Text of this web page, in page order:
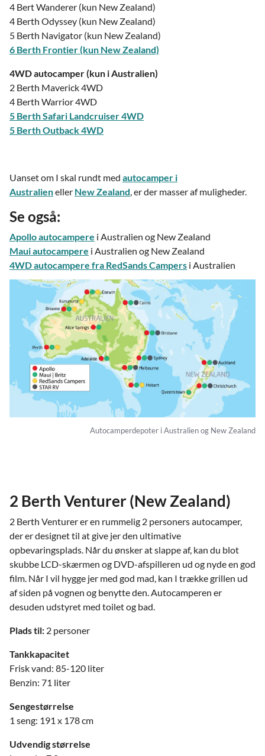
4 Bert Wanderer (kun New Zealand)
4 Berth Odyssey (kun New Zealand)
5 Berth Navigator (kun New Zealand)
6 Berth Frontier (kun New Zealand)
4WD autocamper (kun i Australien)
2 Berth Maverick 4WD
4 Berth Warrior 4WD
5 Berth Safari Landcruiser 4WD
5 Berth Outback 4WD
Uanset om I skal rundt med autocamper i
Australieneller New Zealand, er der masser af muligheder.
Se også:
Apollo autocampere i Australien og New Zealand
Maui autocampere i Australien og New Zealand
4WD autocampere fra RedSands Campers i Australien
Autocamperdepoter i Australien og New Zealand
2 Berth Venturer (New Zealand)
2 Berth Venturer er en rummelig 2 personers autocamper,
der er designet til at give jer den ultimative
opbevaringsplads. Når du ønsker at slappe af, kan du blot
skubbe LCD-skærmen og DVD-afspilleren ud og nyde en god
film. Når I vil hygge jer med god mad, kan I trække grillen ud
af siden på vognen og benytte den. Autocamperen er
desuden udstyret med toilet og bad.
Plads til: 2 personer
Tankkapacitet
Frisk vand: 85-120 liter
Benzin: 71 liter
Sengestørrelse
1 seng: 191 x 178 cm
Udvendig størrelse